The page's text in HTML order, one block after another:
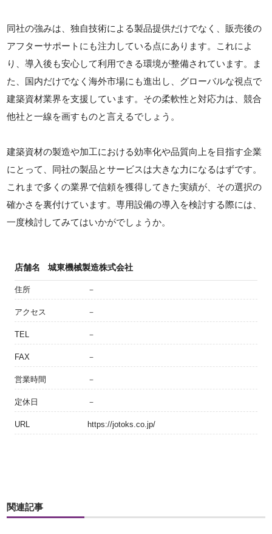
同社の強みは、独自技術による製品提供だけでなく、販売後の
アフターサポートにも注力している点にあります。これによ
り、導入後も安心して利用できる環境が整備されています。ま
た、国内だけでなく海外市場にも進出し、グローバルな視点で
建築資材業界を支援しています。その柔軟性と対応力は、競合
他社と一線を画すものと言えるでしょう。
建築資材の製造や加工における効率化や品質向上を目指す企業
にとって、同社の製品とサービスは大きな力になるはずです。
これまで多くの業界で信頼を獲得してきた実績が、その選択の
確かさを裏付けています。専用設備の導入を検討する際には、
一度検討してみてはいかがでしょうか。
店舗名 城東機械製造株式会社
住所 －
アクセス －
TEL －
FAX －
営業時間 －
定休日 －
URL https://jotoks.co.jp/
関連記事